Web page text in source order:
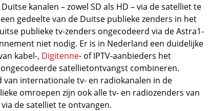
kanalen – zowel SD als HD – via de satelliet te
gedeelte van de Duitse publieke zenders in het
publieke tv-zenders ongecodeerd via de Astra1-
niet nodig. Er is in Nederland een duidelijke
kabel-, Digitenne- of IPTV-aanbieders het
satellietontvangst combineren.
internationale tv- en radiokanalen in de
omroepen zijn ook alle tv- en radiozenders van
de satelliet te ontvangen.